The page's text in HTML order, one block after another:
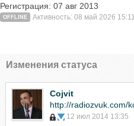
Регистрация: 07 авг 2013
OFFLINE Активность: 08 май 2026
Изменения статуса
Cojvit
http://radiozvuk.com/
12 июл 2014 13:35